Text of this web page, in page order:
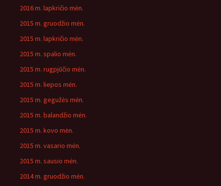
2016 m. lapkričio mėn.
2015 m. gruodžio mėn.
2015 m. lapkričio mėn.
2015 m. spalio mėn.
2015 m. rugpjūčio mėn.
2015 m. liepos mėn.
2015 m. gegužės mėn.
2015 m. balandžio mėn.
2015 m. kovo mėn.
2015 m. vasario mėn.
2015 m. sausio mėn.
2014 m. gruodžio mėn.